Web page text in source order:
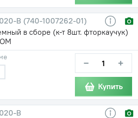
В (740-1007262-01)
в сборе (к-т 8шт. фторкаучук)
− +
Купить
В